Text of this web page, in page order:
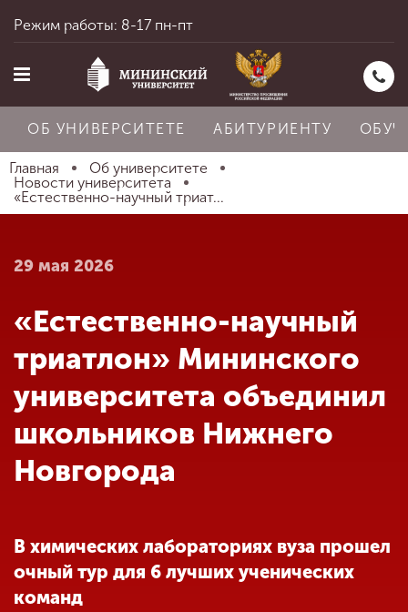
Главная
Абитуриенту
Обучение
Наука
Международная
деятельность
Режим работы: 8-17 пн-пт
ОБ УНИВЕРСИТЕТЕ АБИТУРИЕНТУ
Главная
Об университете
Новости университета
«Естественно-научный триат...
29 мая 2026
«Естественно-научный
триатлон» Мининского
университета объединил
школьников Нижнего
Новгорода
В химических лабораториях вуза прошел
очный тур для 6 лучших ученических
команд